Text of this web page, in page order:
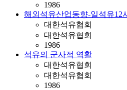
1986
해외석유산업동향-일석유12
대한석유협회
대한석유협회
1986
석유의 군사적 역활
대한석유협회
대한석유협회
1986